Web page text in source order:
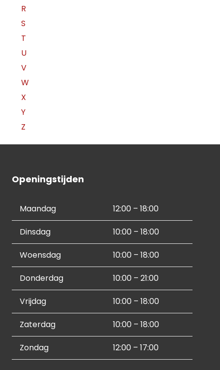
R
S
T
U
V
W
X
Y
Z
Openingstijden
Maandag 12:00 – 18:00
Dinsdag 10:00 – 18:00
Woensdag 10:00 – 18:00
Donderdag 10:00 – 21:00
Vrijdag 10:00 – 18:00
Zaterdag 10:00 – 18:00
Zondag 12:00 – 17:00